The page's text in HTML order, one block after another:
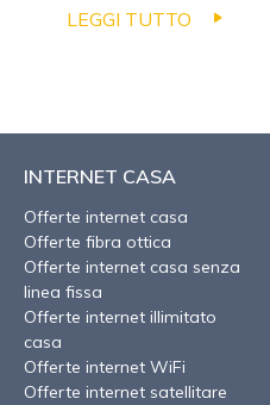
LEGGI TUTTO
INTERNET CASA
Offerte internet casa
Offerte fibra ottica
Offerte internet casa senza
linea fissa
Offerte internet illimitato
casa
Offerte internet WiFi
Offerte internet satellitare